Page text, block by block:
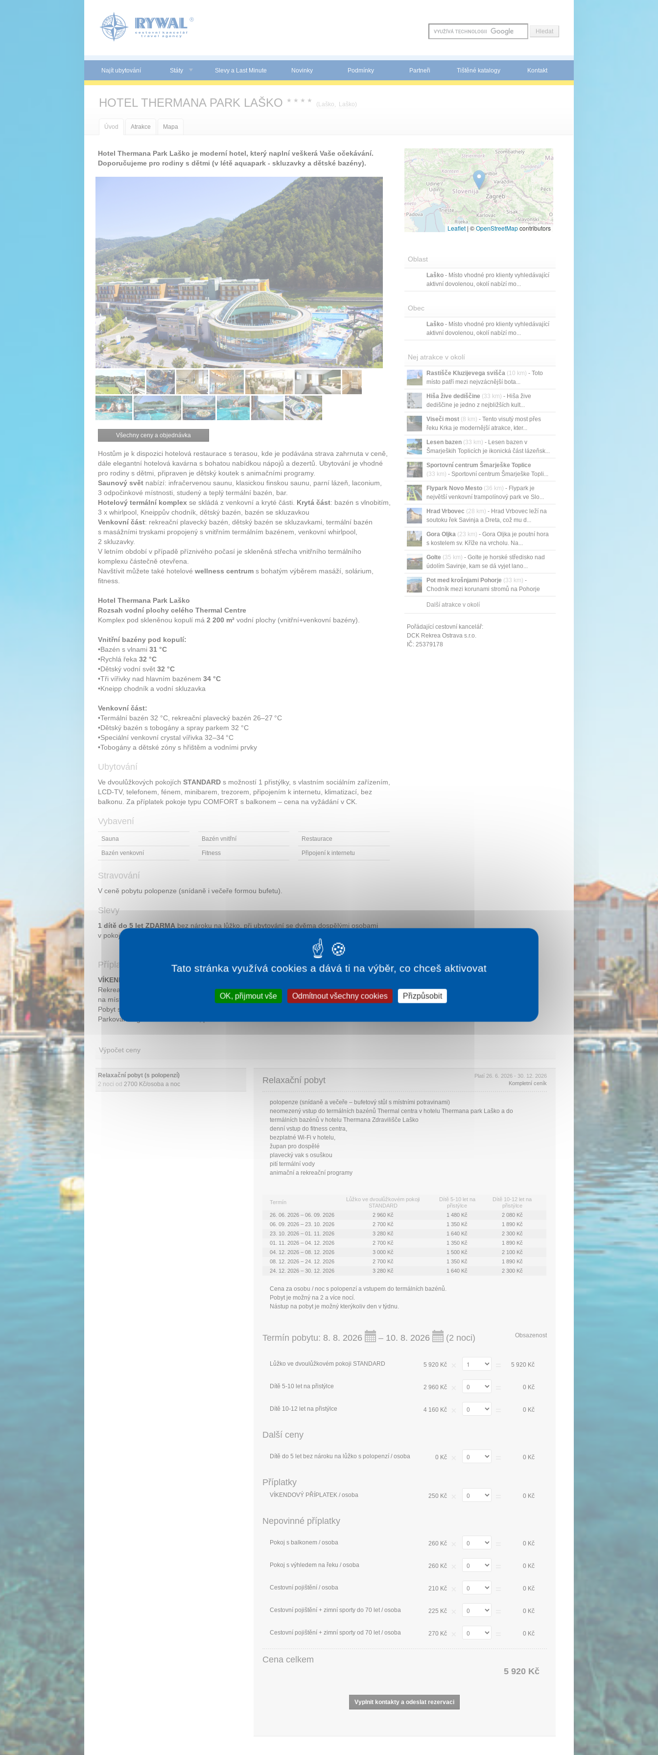
Najít ubytování Státy Slevy a Last Minute Novinky Podmínky Partneři Tištěné katalogy Kontakt
HOTEL THERMANA PARK LAŠKO ★ ★ ★ ★
( Laško, Laško)
Úvod Atrakce Mapa
Hotel Thermana Park Laško je moderní hotel, který naplní veškerá Vaše očekávání.
Doporučujeme pro rodiny s dětmi (v létě aquapark - skluzavky a dětské bazény).
Všechny ceny a objednávka
Hostům je k dispozici hotelová restaurace s terasou, kde je podávána strava zahrnuta v ceně,
dále elegantní hotelová kavárna s bohatou nabídkou nápojů a dezertů. Ubytování je vhodné
pro rodiny s dětmi, připraven je dětský koutek s animačními programy.
Saunový svět nabízí: infračervenou saunu, klasickou finskou saunu, parní lázeň, laconium,
3 odpočinkové místnosti, studený a teplý termální bazén, bar.
Hotelový termální komplex se skládá z venkovní a kryté části. Krytá část: bazén s vlnobitím,
3 x whirlpool, Kneippův chodník, dětský bazén, bazén se skluzavkou
Venkovní část: rekreační plavecký bazén, dětský bazén se skluzavkami, termální bazén
s masážními tryskami propojený s vnitřním termálním bazénem, venkovní whirlpool,
2 skluzavky.
V letním období v případě příznivého počasí je skleněná střecha vnitřního termálního
komplexu částečně otevřena.
Navštívit můžete také hotelové wellness centrum s bohatým výběrem masáží, solárium,
fitness.
Hotel Thermana Park Laško
Rozsah vodní plochy celého Thermal Centre
Komplex pod skleněnou kopulí má 2 200 m² vodní plochy (vnitřní+venkovní bazény).
Vnitřní bazény pod kopulí:
•Bazén s vlnami 31 °C
•Rychlá řeka 32 °C
•Dětský vodní svět 32 °C
•Tři vířivky nad hlavním bazénem 34 °C
•Kneipp chodník a vodní skluzavka
Venkovní část:
•Termální bazén 32 °C, rekreační plavecký bazén 26–27 °C
•Dětský bazén s tobogány a spray parkem 32 °C
•Speciální venkovní crystal vířivka 32–34 °C
•Tobogány a dětské zóny s hřištěm a vodními prvky
Ubytování
Ve dvoulůžkových pokojích STANDARD s možností 1 přistýlky, s vlastním sociálním zařízením,
LCD-TV, telefonem, fénem, minibarem, trezorem, připojením k internetu, klimatizací, bez
balkonu. Za příplatek pokoje typu COMFORT s balkonem – cena na vyžádání v CK.
Vybavení
Sauna Bazén vnitřní Restaurace
Bazén venkovní Fitness Připojení k internetu
Stravování
V ceně pobytu polopenze (snídaně i večeře formou bufetu).
Slevy
1 dítě do 5 let ZDARMA bez nároku na lůžko, při ubytování se dvěma dospělými osobami
v pokoji.
Příplatky
VÍKENDOVÝ PŘÍPLATEK 500 KČ / POKOJ A NOC.
Rekreační poplatek 2,5 EUR / osoba a noc, registrační poplatek 2 EUR / osoba a pobyt, platba
na místě.
Pobyt se psem 30 EUR / den, platba na místě.
Parkování v garáži 12 EUR / den, platba na místě.
Leaflet | ©OpenStreetMapcontributors
Oblast
Laško - Místo vhodné pro klienty vyhledávající
aktivní dovolenou, okolí nabízí mo...
Obec
Laško - Místo vhodné pro klienty vyhledávající
aktivní dovolenou, okolí nabízí mo...
Nej atrakce v okolí
Rastišče Kluzijevega svišča (10 km) - Toto
místo patří mezi nejvzácnější bota...
Hiša žive dediščine (33 km) - Hiša žive
dediščine je jedno z nejbližších kult...
Viseči most (8 km) - Tento visutý most přes
řeku Krka je modernější atrakce, kter...
Lesen bazen (33 km) - Lesen bazen v
Šmarjeških Toplicích je ikonická část lázeňsk...
Sportovní centrum Šmarješke Toplice
(33 km) - Sportovní centrum Šmarješke Topli...
Flypark Novo Mesto (36 km) - Flypark je
největší venkovní trampolínový park ve Slo...
Hrad Vrbovec (28 km) - Hrad Vrbovec leží na
soutoku řek Savinja a Dreta, což mu d...
Gora Oljka (23 km) - Gora Oljka je poutní hora
s kostelem sv. Kříže na vrcholu. Na...
Golte (35 km) - Golte je horské středisko nad
údolím Savinje, kam se dá vyjet lano...
Pot med krošnjami Pohorje (33 km) -
Chodník mezi korunami stromů na Pohorje
nabíz...
Další atrakce v okolí
Pořádající cestovní kancelář:
DCK Rekrea Ostrava s.r.o.
IČ: 25379178
Výpočet ceny
Relaxační pobyt (s polopenzí)
2 noci od 2700 Kč/osoba a noc Relaxační pobyt
Platí 26. 6. 2026 - 30. 12. 2026
Kompletní ceník
polopenze (snídaně a večeře – bufetový stůl s místními potravinami)
neomezený vstup do termálních bazénů Thermal centra v hotelu Thermana park Laško a do
termálních bazénů v hotelu Thermana Zdravilišče Laško
denní vstup do fitness centra,
bezplatné Wi-Fi v hotelu,
župan pro dospělé
plavecký vak s osuškou
pití termální vody
animační a rekreační programy
Termín
Lůžko ve dvoulůžkovém pokoji
STANDARD
Dítě 5-10 let na
přistýlce
Dítě 10-12 let na
přistýlce
26. 06. 2026 – 06. 09. 2026
2 960 Kč 1 480 Kč
2 080 Kč
06. 09. 2026 – 23. 10. 2026
2 700 Kč 1 350 Kč
1 890 Kč
23. 10. 2026 – 01. 11. 2026
3 280 Kč 1 640 Kč
2 300 Kč
01. 11. 2026 – 04. 12. 2026
2 700 Kč 1 350 Kč
1 890 Kč
04. 12. 2026 – 08. 12. 2026
3 000 Kč 1 500 Kč
2 100 Kč
08. 12. 2026 – 24. 12. 2026
2 700 Kč 1 350 Kč
1 890 Kč
24. 12. 2026 – 30. 12. 2026
3 280 Kč 1 640 Kč 2 300 Kč
Cena za osobu / noc s polopenzí a vstupem do termálních bazénů.
Pobyt je možný na 2 a více nocí.
Nástup na pobyt je možný kterýkoliv den v týdnu.
Obsazenost
Termín pobytu: 8. 8. 2026 – 10. 8. 2026 (2 noci)
Lůžko ve dvoulůžkovém pokoji STANDARD 5 920 Kč 5 920 Kč
Dítě 5-10 let na přistýlce 2 960 Kč 0 Kč
Dítě 10-12 let na přistýlce 4 160 Kč 0 Kč
Další ceny
Dítě do 5 let bez nároku na lůžko s polopenzí / osoba 0 Kč 0 Kč
Příplatky
VÍKENDOVÝ PŘÍPLATEK / osoba 250 Kč 0 Kč
Nepovinné příplatky
Pokoj s balkonem / osoba 260 Kč 0 Kč
Pokoj s výhledem na řeku / osoba 260 Kč 0 Kč
Cestovní pojištění / osoba 210 Kč 0 Kč
Cestovní pojištění + zimní sporty do 70 let / osoba 225 Kč 0 Kč
Cestovní pojištění + zimní sporty od 70 let / osoba 270 Kč 0 Kč
Cena celkem
5 920 Kč
Tato stránka využívá cookies a dává ti na výběr, co chceš aktivovat
OK, přijmout vše Odmítnout všechny cookies Přizpůsobit